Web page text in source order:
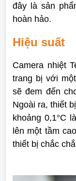
đây là sản
hoàn hảo.
Hiệu suất
Camera nhiệt
trang bị với
sẽ đem đến
Ngoài ra, thiết
khoảng 0,1°C
lên một tầm
thiết bị chắc